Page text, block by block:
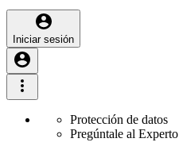
Iniciar sesión
Protección de datos
Pregúntale al Experto